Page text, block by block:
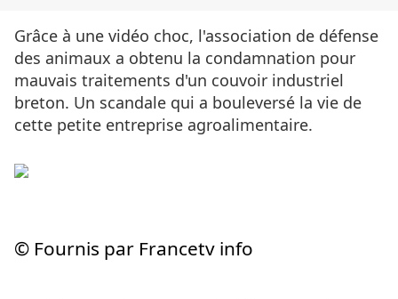
Grâce à une vidéo choc, l'association de défense
des animaux a obtenu la condamnation pour
mauvais traitements d'un couvoir industriel
breton. Un scandale qui a bouleversé la vie de
cette petite entreprise agroalimentaire.
© Fournis par Francetv info